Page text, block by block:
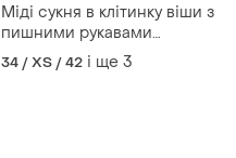
Міді сукня в клітинку віши з
пишними рукавами
ліхтариками
34 / XS / 42 і ще 3